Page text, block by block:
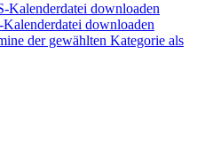
Kalenderdatei downloaden
downloaden
der gewählten Kategorie als